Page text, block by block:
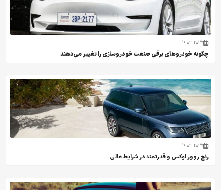
19.03.2025
چگونه خودروهای برقی صنعت خودروسازی را تغییر می‌دهند
19.03.2025
رنج روور لوکس و قدرتمند در شرایط عالی